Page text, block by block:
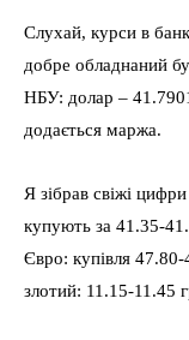
Слухай, курси в
добре обладнаний
НБУ: долар –
додається маржа.
Я зібрав свіжі
купують за 41.35-
Євро: купівля
злотий: 11.15-11.45